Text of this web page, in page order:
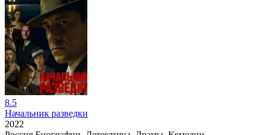
8.5
Начальник разведки
2022